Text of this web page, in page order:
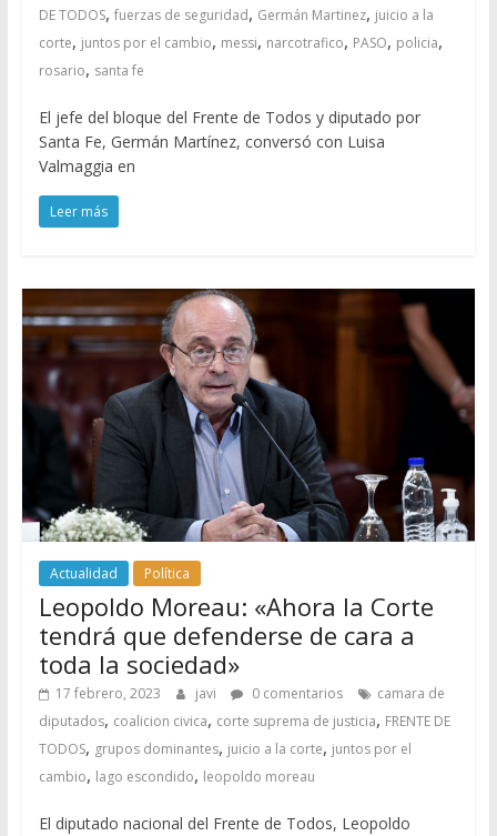
DE TODOS, fuerzas de seguridad, Germán Martinez, juicio a la
corte, juntos por el cambio, messi, narcotrafico, PASO, policia,
rosario, santa fe
El jefe del bloque del Frente de Todos y diputado por
Santa Fe, Germán Martínez, conversó con Luisa
Valmaggia en
Leer más
Actualidad Política
Leopoldo Moreau: «Ahora la Corte
tendrá que defenderse de cara a
toda la sociedad»
17 febrero, 2023 javi 0 comentarios
camara de
diputados, coalicion civica, corte suprema de justicia, FRENTE DE
TODOS, grupos dominantes, juicio a la corte, juntos por el
cambio, lago escondido, leopoldo moreau
El diputado nacional del Frente de Todos, Leopoldo